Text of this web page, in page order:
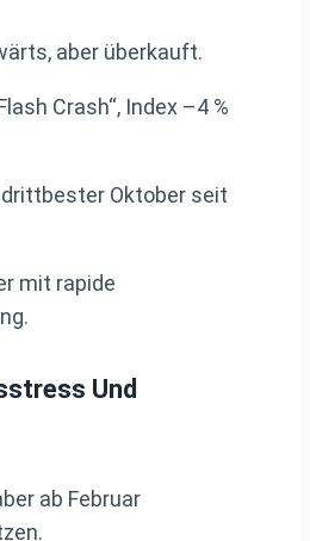
aber überkauft.
Crash“, Index –4 %
drittbester Oktober seit
mit rapide
Und
ab Februar